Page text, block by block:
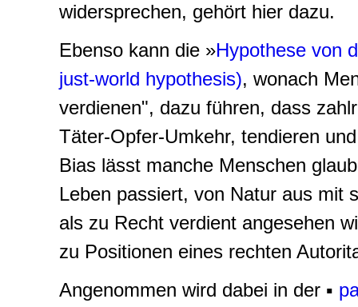
widersprechen, gehört hier dazu.
Ebenso kann die »Hypothese von
just-world hypothesis), wonach
verdienen", dazu führen, dass
Täter-Opfer-Umkehr, tendieren
Bias lässt manche Menschen
Leben passiert, von Natur aus mit
als zu Recht verdient angesehen
zu Positionen eines rechten
Angenommen wird dabei in der ▪